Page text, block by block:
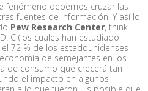
fenómeno debemos cruzar las
fuentes de información. Y así lo
Pew Research Center, think
C (los cuales han estudiado
72 % de los estadounidenses
de semejantes en los
de consumo que crecerá tan
el impacto en algunos